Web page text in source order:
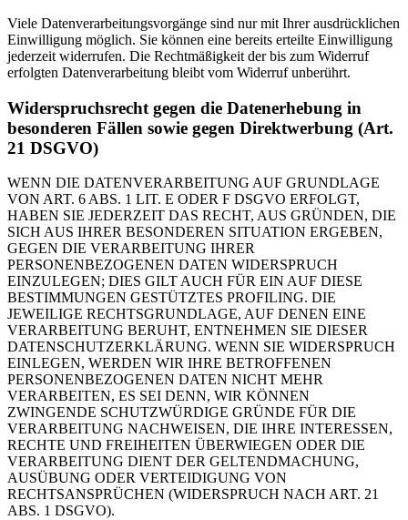
Viele Datenverarbeitungsvorgänge sind nur mit Ihrer ausdrücklichen
Einwilligung möglich. Sie können eine bereits erteilte Einwilligung
jederzeit widerrufen. Die Rechtmäßigkeit der bis zum Widerruf
erfolgten Datenverarbeitung bleibt vom Widerruf unberührt.
Widerspruchsrecht gegen die Datenerhebung in
besonderen Fällen sowie gegen Direktwerbung (Art.
21 DSGVO)
WENN DIE DATENVERARBEITUNG AUF GRUNDLAGE
VON ART. 6 ABS. 1 LIT. E ODER F DSGVO ERFOLGT,
HABEN SIE JEDERZEIT DAS RECHT, AUS GRÜNDEN, DIE
SICH AUS IHRER BESONDEREN SITUATION ERGEBEN,
GEGEN DIE VERARBEITUNG IHRER
PERSONENBEZOGENEN DATEN WIDERSPRUCH
EINZULEGEN; DIES GILT AUCH FÜR EIN AUF DIESE
BESTIMMUNGEN GESTÜTZTES PROFILING. DIE
JEWEILIGE RECHTSGRUNDLAGE, AUF DENEN EINE
VERARBEITUNG BERUHT, ENTNEHMEN SIE DIESER
DATENSCHUTZERKLÄRUNG. WENN SIE WIDERSPRUCH
EINLEGEN, WERDEN WIR IHRE BETROFFENEN
PERSONENBEZOGENEN DATEN NICHT MEHR
VERARBEITEN, ES SEI DENN, WIR KÖNNEN
ZWINGENDE SCHUTZWÜRDIGE GRÜNDE FÜR DIE
VERARBEITUNG NACHWEISEN, DIE IHRE INTERESSEN,
RECHTE UND FREIHEITEN ÜBERWIEGEN ODER DIE
VERARBEITUNG DIENT DER GELTENDMACHUNG,
AUSÜBUNG ODER VERTEIDIGUNG VON
RECHTSANSPRÜCHEN (WIDERSPRUCH NACH ART. 21
ABS. 1 DSGVO).